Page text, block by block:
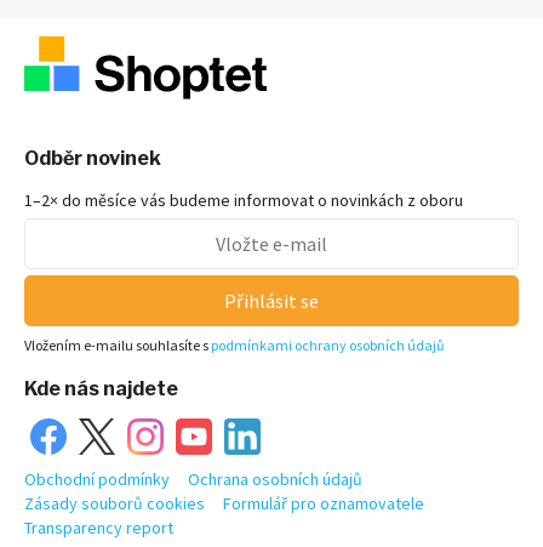
Odběr novinek
1–2× do měsíce vás budeme informovat o novinkách z oboru
Přihlásit se
Vložením e-mailu souhlasíte s podmínkami ochrany osobních údajů
Kde nás najdete
Obchodní podmínky
Ochrana osobních údajů
Zásady souborů cookies
Formulář pro oznamovatele
Transparency report